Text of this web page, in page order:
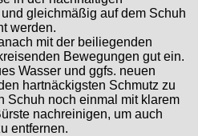
gleichmäßig auf dem Schuh
werden.
mit der beiliegenden
Bewegungen gut ein.
Wasser und ggfs. neuen
hartnäckigsten Schmutz zu
Schuh noch einmal mit klarem
nachreinigen, um auch
entfernen.